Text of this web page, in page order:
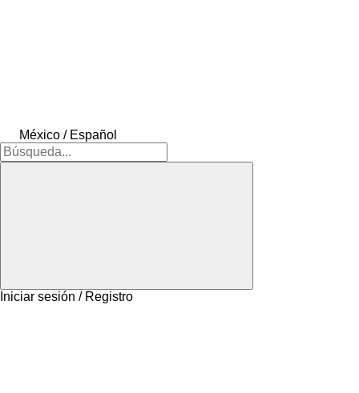
México / Español
Iniciar sesión / Registro